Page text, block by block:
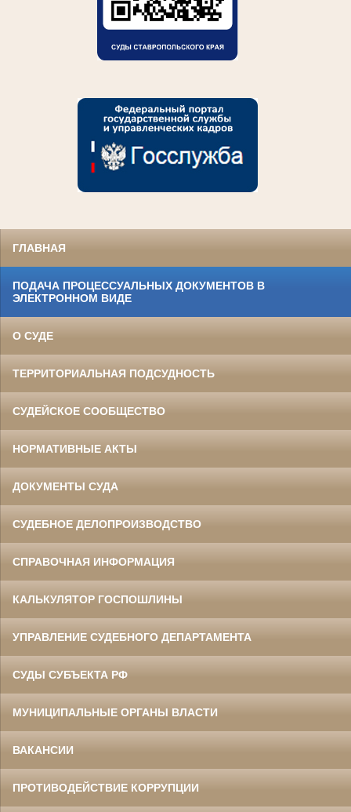
ГЛАВНАЯ
ПОДАЧА ПРОЦЕССУАЛЬНЫХ ДОКУМЕНТОВ В
ЭЛЕКТРОННОМ ВИДЕ
О СУДЕ
ТЕРРИТОРИАЛЬНАЯ ПОДСУДНОСТЬ
СУДЕЙСКОЕ СООБЩЕСТВО
НОРМАТИВНЫЕ АКТЫ
ДОКУМЕНТЫ СУДА
СУДЕБНОЕ ДЕЛОПРОИЗВОДСТВО
СПРАВОЧНАЯ ИНФОРМАЦИЯ
КАЛЬКУЛЯТОР ГОСПОШЛИНЫ
УПРАВЛЕНИЕ СУДЕБНОГО ДЕПАРТАМЕНТА
СУДЫ СУБЪЕКТА РФ
МУНИЦИПАЛЬНЫЕ ОРГАНЫ ВЛАСТИ
ВАКАНСИИ
ПРОТИВОДЕЙСТВИЕ КОРРУПЦИИ